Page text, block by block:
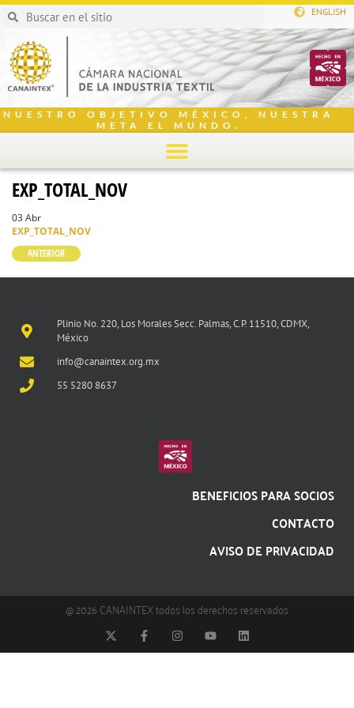
ENGLISH
NUESTRO OBJETIVO MÉXICO, NUESTRA
META EL MUNDO.
EXP_TOTAL_NOV
03 Abr
EXP_TOTAL_NOV
ANTERIOR
Plinio No. 220, Los Morales Secc. Palmas, C.P. 11510, CDMX,
México
info@canaintex.org.mx
55 5280 8637
BENEFICIOS PARA SOCIOS
CONTACTO
AVISO DE PRIVACIDAD
@ 2026 CANAINTEX todos los derechos reservados